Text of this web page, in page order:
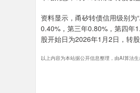
资料显示，甬矽转债信用级别
0.40%，第三年0.80%，第四年
股开始日为2026年1月2日，转股
以上内容为本站据公开信息整理，由AI算法